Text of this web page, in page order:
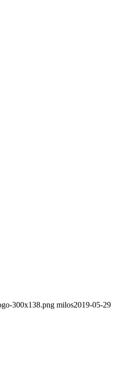
300x138.png milos2019-05-29